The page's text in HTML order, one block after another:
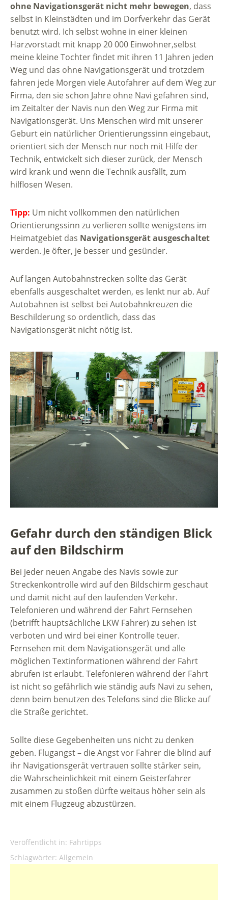
ohne Navigationsgerät nicht mehr bewegen, dass
selbst in Kleinstädten und im Dorfverkehr das Gerät
benutzt wird. Ich selbst wohne in einer kleinen
Harzvorstadt mit knapp 20 000 Einwohner,selbst
meine kleine Tochter findet mit ihren 11 Jahren jeden
Weg und das ohne Navigationsgerät und trotzdem
fahren jede Morgen viele Autofahrer auf dem Weg zur
Firma, den sie schon Jahre ohne Navi gefahren sind,
im Zeitalter der Navis nun den Weg zur Firma mit
Navigationsgerät. Uns Menschen wird mit unserer
Geburt ein natürlicher Orientierungssinn eingebaut,
orientiert sich der Mensch nur noch mit Hilfe der
Technik, entwickelt sich dieser zurück, der Mensch
wird krank und wenn die Technik ausfällt, zum
hilflosen Wesen.
Tipp: Um nicht vollkommen den natürlichen
Orientierungssinn zu verlieren sollte wenigstens im
Heimatgebiet das Navigationsgerät ausgeschaltet
werden. Je öfter, je besser und gesünder.
Auf langen Autobahnstrecken sollte das Gerät
ebenfalls ausgeschaltet werden, es lenkt nur ab. Auf
Autobahnen ist selbst bei Autobahnkreuzen die
Beschilderung so ordentlich, dass das
Navigationsgerät nicht nötig ist.
Gefahr durch den ständigen Blick
auf den Bildschirm
Bei jeder neuen Angabe des Navis sowie zur
Streckenkontrolle wird auf den Bildschirm geschaut
und damit nicht auf den laufenden Verkehr.
Telefonieren und während der Fahrt Fernsehen
(betrifft hauptsächliche LKW Fahrer) zu sehen ist
verboten und wird bei einer Kontrolle teuer.
Fernsehen mit dem Navigationsgerät und alle
möglichen Textinformationen während der Fahrt
abrufen ist erlaubt. Telefonieren während der Fahrt
ist nicht so gefährlich wie ständig aufs Navi zu sehen,
denn beim benutzen des Telefons sind die Blicke auf
die Straße gerichtet.
Sollte diese Gegebenheiten uns nicht zu denken
geben. Flugangst – die Angst vor Fahrer die blind auf
ihr Navigationsgerät vertrauen sollte stärker sein,
die Wahrscheinlichkeit mit einem Geisterfahrer
zusammen zu stoßen dürfte weitaus höher sein als
mit einem Flugzeug abzustürzen.
Veröffentlicht in: Fahrtipps
Schlagwörter: Allgemein